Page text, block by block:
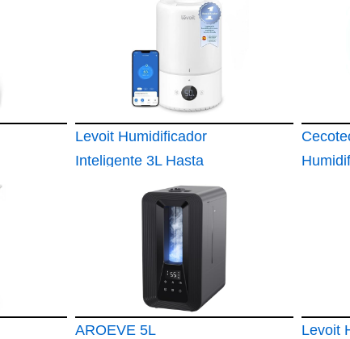
Levoit Humidificador
Inteligente 3L Hasta
AROEVE 5L
Levoit